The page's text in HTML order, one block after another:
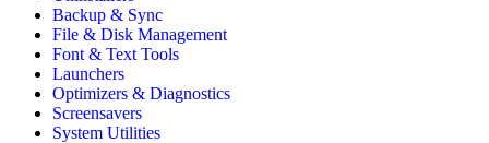
Backup & Sync
File & Disk Management
Font & Text Tools
Launchers
Optimizers & Diagnostics
Screensavers
System Utilities